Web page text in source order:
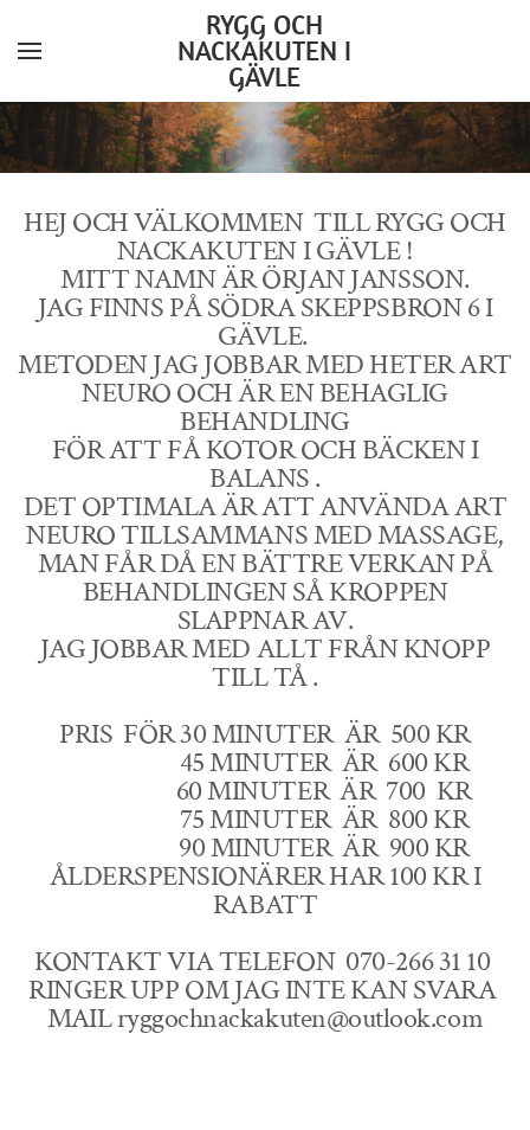
RYGG OCH
NACKAKUTEN I
GÄVLE
Home
About
News
Search by typing & pressing enter
YOUR CART
HEJ OCH VÄLKOMMEN TILL RYGG OCH
NACKAKUTEN I GÄVLE !
MITT NAMN ÄR ÖRJAN JANSSON.
JAG FINNS PÅ SÖDRA SKEPPSBRON 6 I
GÄVLE.
METODEN JAG JOBBAR MED HETER ART
NEURO OCH ÄR EN BEHAGLIG
BEHANDLING
FÖR ATT FÅ KOTOR OCH BÄCKEN I
BALANS .
DET OPTIMALA ÄR ATT ANVÄNDA ART
NEURO TILLSAMMANS MED MASSAGE,
MAN FÅR DÅ EN BÄTTRE VERKAN PÅ
BEHANDLINGEN SÅ KROPPEN
SLAPPNAR AV.
JAG JOBBAR MED ALLT FRÅN KNOPP
TILL TÅ .
PRIS FÖR 30 MINUTER ÄR 500 KR
45 MINUTER ÄR 600 KR
60 MINUTER ÄR 700 KR
75 MINUTER ÄR 800 KR
90 MINUTER ÄR 900 KR
ÅLDERSPENSIONÄRER HAR 100 KR I
RABATT
KONTAKT VIA TELEFON 070-266 31 10
RINGER UPP OM JAG INTE KAN SVARA
MAIL ryggochnackakuten@outlook.com